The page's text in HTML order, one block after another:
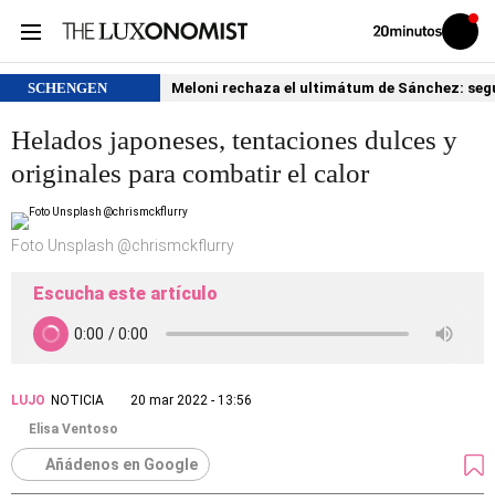
Volver
Iniciar
sesión
SCHENGEN Meloni rechaza el ultimátum de Sánchez:
Helados japoneses, tentaciones dulces y
originales para combatir el calor
Foto Unsplash @chrismckflurry
Escucha este artículo
LUJO NOTICIA
20 mar 2022 - 13:56
Elisa Ventoso
Añádenos en Google